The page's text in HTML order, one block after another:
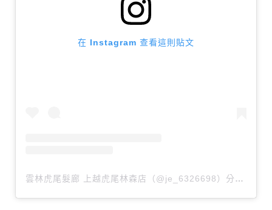
在 Instagram 查看這則貼文
雲林虎尾髮廊 上越虎尾林森店（@je_6326698）分享的貼文